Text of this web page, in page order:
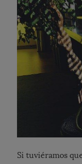
Si tuviéramos